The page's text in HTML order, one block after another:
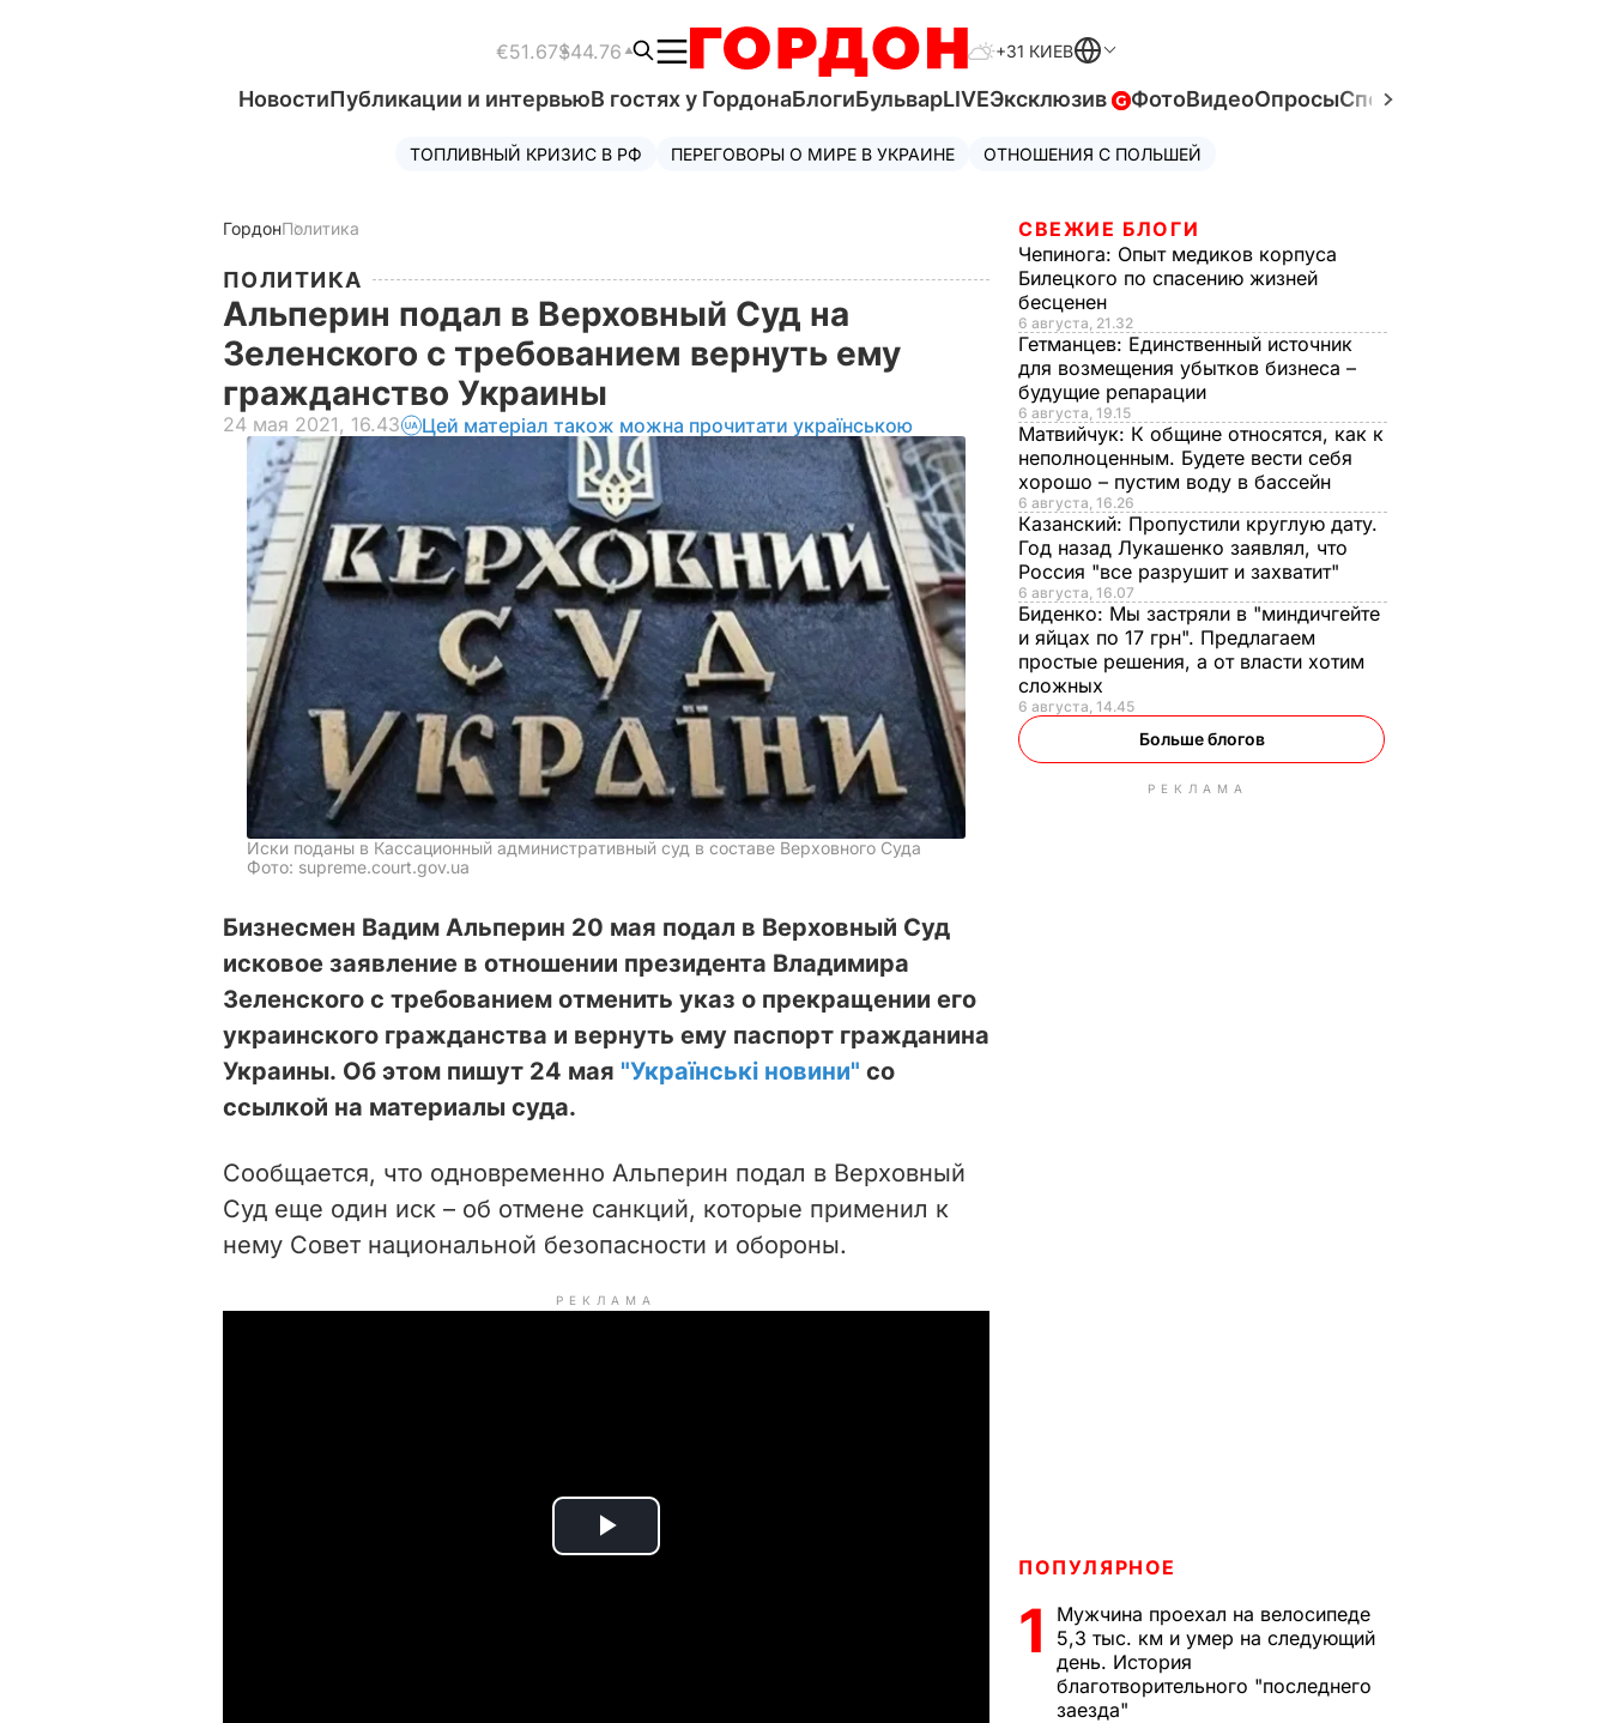
€51.67$44.76 +31 КИЕВ
НовостиПубликации и интервьюВ гостях у ГордонаБлогиБульварLIVEЭксклюзив ФотоВидеоОпросыСпецпроекты
ТОПЛИВНЫЙ КРИЗИС В РФ ПЕРЕГОВОРЫ О МИРЕ В УКРАИНЕ ОТНОШЕНИЯ С ПОЛЬШЕЙ
ГордонПолитика
ПОЛИТИКА
Альперин подал в Верховный Суд на
Зеленского с требованием вернуть ему
гражданство Украины
24 мая 2021, 16.43 Цей матеріал також можна прочитати українською
Иски поданы в Кассационный административный суд в составе Верховного Суда
Фото: supreme.court.gov.ua
Бизнесмен Вадим Альперин 20 мая подал в Верховный Суд
исковое заявление в отношении президента Владимира
Зеленского с требованием отменить указ о прекращении его
украинского гражданства и вернуть ему паспорт гражданина
Украины. Об этом пишут 24 мая "Українськi новини" со
ссылкой на материалы суда.
Сообщается, что одновременно Альперин подал в Верховный
Суд еще один иск – об отмене санкций, которые применил к
нему Совет национальной безопасности и обороны.
РЕКЛАМА
P
СВЕЖИЕ БЛОГИ
Чепинога: Опыт медиков корпуса
Билецкого по спасению жизней
бесценен
6 августа, 21.32
Гетманцев: Единственный источник
для возмещения убытков бизнеса –
будущие репарации
6 августа, 19.15
Матвийчук: К общине относятся, как к
неполноценным. Будете вести себя
хорошо – пустим воду в бассейн
6 августа, 16.26
Казанский: Пропустили круглую дату.
Год назад Лукашенко заявлял, что
Россия "все разрушит и захватит"
6 августа, 16.07
Биденко: Мы застряли в "миндичгейте
и яйцах по 17 грн". Предлагаем
простые решения, а от власти хотим
сложных
6 августа, 14.45
Больше блогов
РЕКЛАМА
ПОПУЛЯРНОЕ
1
Мужчина проехал на велосипеде
5,3 тыс. км и умер на следующий
день. История
благотворительного "последнего
заезда"